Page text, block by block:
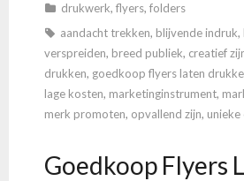
drukwerk, flyers, folders
aandacht trekken, blijvende indruk,
verspreiden, breed publiek, creatief
drukken, goedkoop flyers laten
lage kosten, marketinginstrument,
merk promoten, opvallend zijn,
Goedkoop Flyers